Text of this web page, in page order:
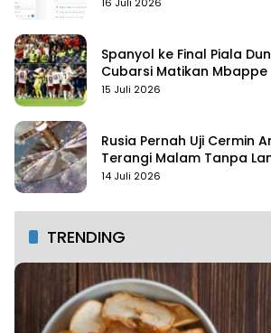
16 Juli 2026
Spanyol ke Final Piala
Cubarsi Matikan Mbappe
15 Juli 2026
Rusia Pernah Uji Cermin
Terangi Malam Tanpa
14 Juli 2026
TRENDING